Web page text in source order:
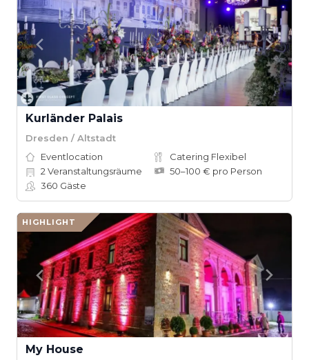
Kurländer Palais
Dresden / Altstadt
Eventlocation
Catering Flexibel
2 Veranstaltungsräume
50–100 € pro Person
360 Gäste
HIGHLIGHT
My House